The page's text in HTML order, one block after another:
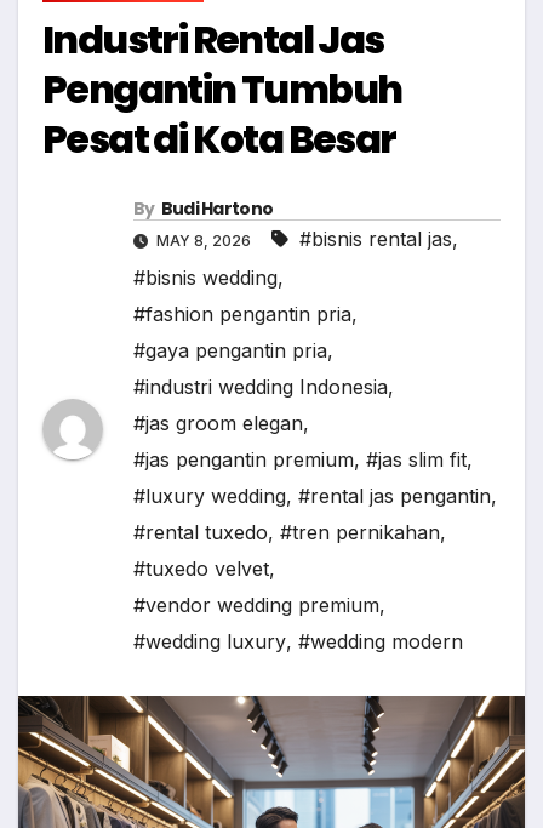
Industri Rental Jas
Pengantin Tumbuh
Pesat di Kota Besar
By Budi Hartono
MAY 8, 2026 #bisnis rental jas,
#bisnis wedding,
#fashion pengantin pria,
#gaya pengantin pria,
#industri wedding Indonesia,
#jas groom elegan,
#jas pengantin premium, #jas slim fit,
#luxury wedding, #rental jas pengantin,
#rental tuxedo, #tren pernikahan,
#tuxedo velvet,
#vendor wedding premium,
#wedding luxury, #wedding modern